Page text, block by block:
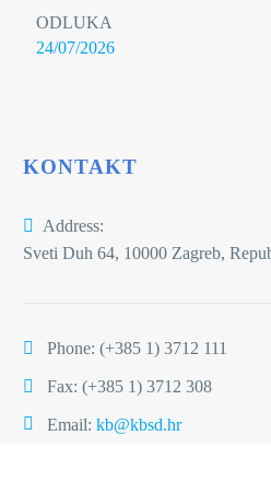
ODLUKA
24/07/2026
KONTAKT
Address:
Sveti Duh 64, 10000 Zagreb,
Phone: (+385 1) 3712 111
Fax: (+385 1) 3712 308
Email: kb@kbsd.hr